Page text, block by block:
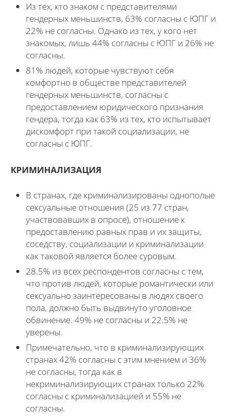
Из тех, кто знаком с представителями
гендерных меньшинств, 63% согласны с ЮПГ и
22% не согласны. Однако из тех, у кого нет
знакомых, лишь 44% согласны с ЮПГ и 26% не
согласны.
81% людей, которые чувствуют себя
комфортно в обществе представителей
гендерных меньшинств, согласны с
предоставлением юридического признания
гендера, тогда как 63% из тех, кто испытывает
дискомфорт при такой социализации, не
согласны с ЮПГ.
КРИМИНАЛИЗАЦИЯ
В странах, где криминализированы однополые
сексуальные отношения (25 из 77 стран,
участвовавших в опросе), отношение к
предоставлению равных прав и их защиты,
соседству, социализации и криминализации
как таковой является более суровым.
28.5% из всех респондентов согласны с тем,
что против людей, которые романтически или
сексуально заинтересованы в людях своего
пола, должно быть выдвинуто уголовное
обвинение. 49% не согласны и 22.5% не
уверены.
Примечательно, что в криминализирующих
странах 42% согласны с этим мнением и 36%
не согласны, тогда как в
некриминализирующих странах только 22%
согласны с криминализацией и 55% не
согласны.